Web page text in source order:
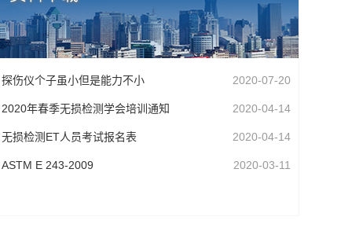
2020-07-20
探伤仪个子虽小但是能力不小
2020-04-14
2020年春季无损检测学会培训通知
2020-04-14
无损检测ET人员考试报名表
2020-03-11
ASTM E 243-2009